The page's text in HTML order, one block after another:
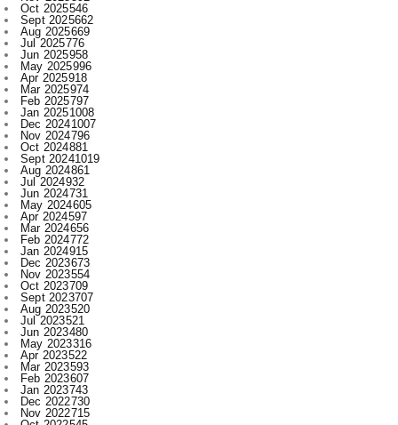
Jun 2025958
May 2025996
Apr 2025918
Mar 2025974
Feb 2025797
Jan 20251008
Dec 20241007
Nov 2024796
Oct 2024881
Sept 20241019
Aug 2024861
Jul 2024932
Jun 2024731
May 2024605
Apr 2024597
Mar 2024656
Feb 2024772
Jan 2024915
Dec 2023673
Nov 2023554
Oct 2023709
Sept 2023707
Aug 2023520
Jul 2023521
Jun 2023480
May 2023316
Apr 2023522
Mar 2023593
Feb 2023607
Jan 2023743
Dec 2022730
Nov 2022715
Oct 2022545
Sept 2022619
Aug 2022409
Jul 2022312
Jun 2022467